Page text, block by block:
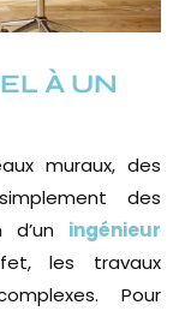
À UN
muraux, des
des
d’un ingénieur
les travaux
Pour